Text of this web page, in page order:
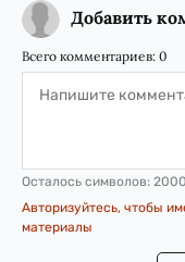
Добавить
Всего комментариев: 0
Осталось символов: 2000
Авторизуйтесь, чтобы
материалы